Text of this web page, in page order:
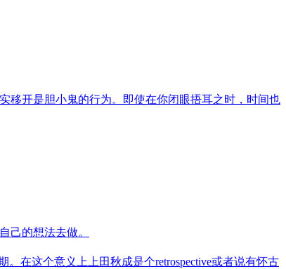
移开是胆小鬼的行为。即使在你闭眼捂耳之时，时间也
己的想法去做。
在这个意义上上田秋成是个retrospective或者说有怀古